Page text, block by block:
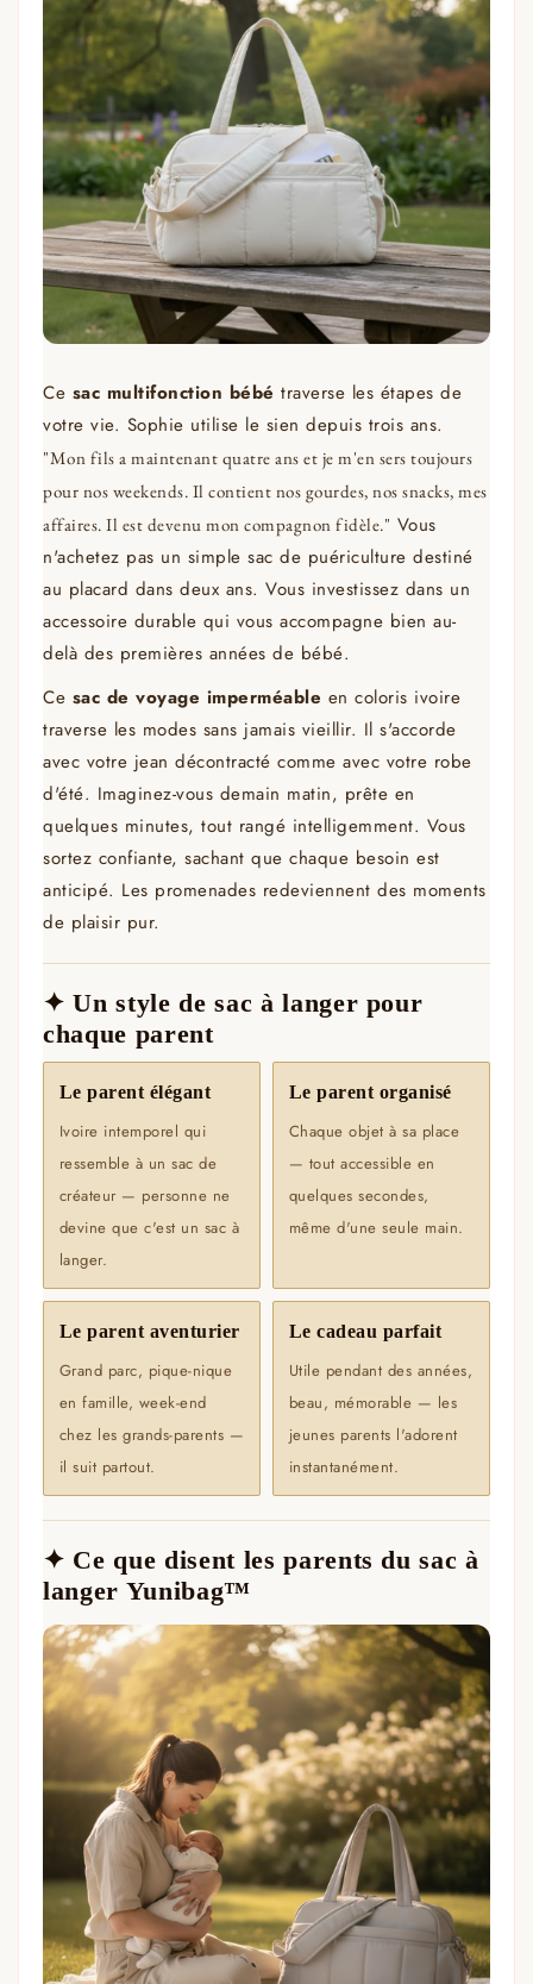
Ce sac multifonction bébé traverse les étapes de
votre vie. Sophie utilise le sien depuis trois ans.
"Mon fils a maintenant quatre ans et je m'en sers toujours
pour nos weekends. Il contient nos gourdes, nos snacks, mes
affaires. Il est devenu mon compagnon fidèle." Vous
n'achetez pas un simple sac de puériculture destiné
au placard dans deux ans. Vous investissez dans un
accessoire durable qui vous accompagne bien au-
delà des premières années de bébé.
Ce sac de voyage imperméable en coloris ivoire
traverse les modes sans jamais vieillir. Il s'accorde
avec votre jean décontracté comme avec votre robe
d'été. Imaginez-vous demain matin, prête en
quelques minutes, tout rangé intelligemment. Vous
sortez confiante, sachant que chaque besoin est
anticipé. Les promenades redeviennent des moments
de plaisir pur.
✦ Un style de sac à langer pour
chaque parent
Le parent élégant
Ivoire intemporel qui
ressemble à un sac de
créateur — personne ne
devine que c'est un sac à
langer.
Le parent organisé
Chaque objet à sa place
— tout accessible en
quelques secondes,
même d'une seule main.
Le parent aventurier
Grand parc, pique-nique
en famille, week-end
chez les grands-parents —
il suit partout.
Le cadeau parfait
Utile pendant des années,
beau, mémorable — les
jeunes parents l'adorent
instantanément.
✦ Ce que disent les parents du sac à
langer Yunibag™